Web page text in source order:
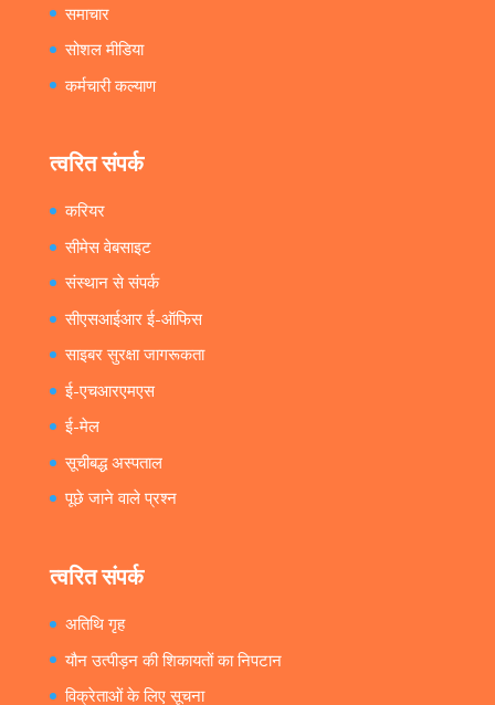
समाचार
सोशल मीडिया
कर्मचारी कल्याण
त्वरित संपर्क
करियर
सीमेस वेबसाइट
संस्थान से संपर्क
सीएसआईआर ई-ऑफिस
साइबर सुरक्षा जागरूकता
ई-एचआरएमएस
ई-मेल
सूचीबद्ध अस्पताल
पूछे जाने वाले प्रश्न
त्वरित संपर्क
अतिथि गृह
यौन उत्पीड़न की शिकायतों का निपटान
विक्रेताओं के लिए सूचना